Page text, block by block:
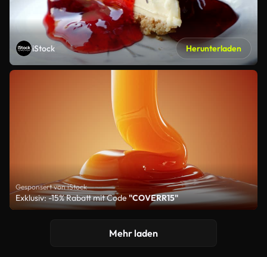
iStock Herunterladen
Gesponsert von iStock
Exklusiv: -15% Rabatt mit Code"COVERR15"
Mehr laden